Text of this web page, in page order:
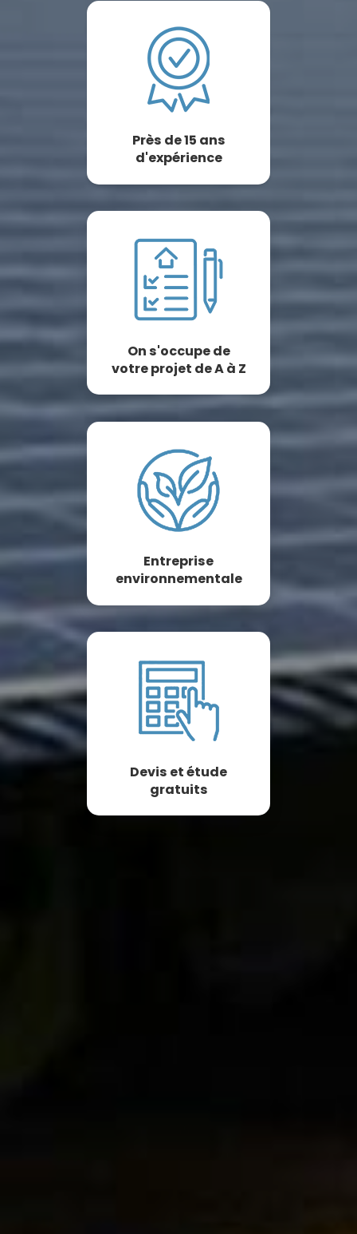
Près de 15 ans
d'expérience
On s'occupe de
votre projet de A à Z
Entreprise
environnementale
Devis et étude
gratuits